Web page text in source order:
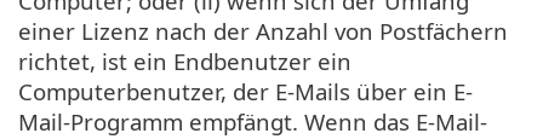
einer Lizenz nach der Anzahl von Postfächern
richtet, ist ein Endbenutzer ein
Computerbenutzer, der E-Mails über ein E-
Mail-Programm empfängt. Wenn das E-Mail-